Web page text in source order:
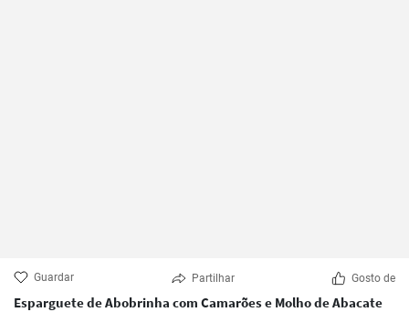
Guardar Partilhar Gosto de
Esparguete de Abobrinha com Camarões e Molho de Abacate